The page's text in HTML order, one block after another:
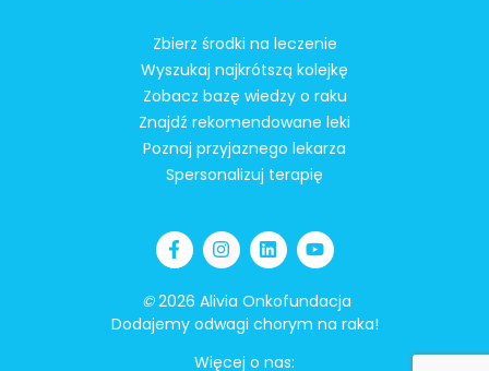
Zbierz środki na leczenie
Wyszukaj najkrótszą kolejkę
Zobacz bazę wiedzy o raku
Znajdź rekomendowane leki
Poznaj przyjaznego lekarza
Spersonalizuj terapię
©2026 Alivia Onkofundacja
Dodajemy odwagi chorym na raka!
Więcej o nas: